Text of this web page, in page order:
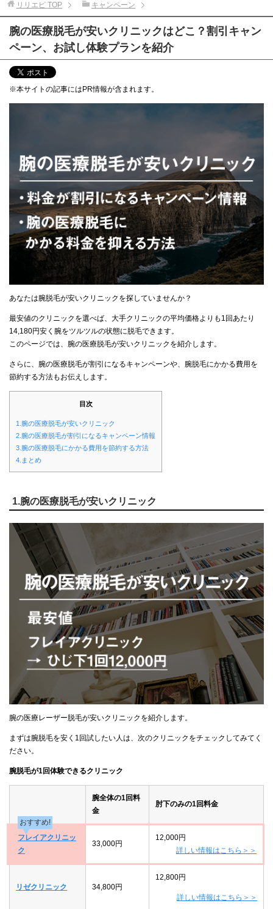
リリエピ TOP キャンペーン
腕の医療脱毛が安いクリニックはどこ？割引キャン
ペーン、お試し体験プランを紹介
※本サイトの記事にはPR情報が含まれます。
あなたは腕脱毛が安いクリニックを探していませんか？
最安値のクリニックを選べば、大手クリニックの平均価格よりも1回あたり
14,180円安く腕をツルツルの状態に脱毛できます。
このページでは、腕の医療脱毛が安いクリニックを紹介します。
さらに、腕の医療脱毛が割引になるキャンペーンや、腕脱毛にかかる費用を
節約する方法もお伝えします。
目次
1.腕の医療脱毛が安いクリニック
2.腕の医療脱毛が割引になるキャンペーン情報
3.腕の医療脱毛にかかる費用を節約する方法
4.まとめ
1.腕の医療脱毛が安いクリニック
腕の医療レーザー脱毛が安いクリニックを紹介します。
まずは腕脱毛を安く1回試したい人は、次のクリニックをチェックしてみてく
ださい。
腕脱毛が1回体験できるクリニック
腕全体の1回料
金
肘下のみの1回料金
おすすめ!
フレイアクリニッ
ク
33,000円
12,000円
詳しい情報はこちら＞＞
リゼクリニック 34,800円
12,800円
詳しい情報はこちら＞＞